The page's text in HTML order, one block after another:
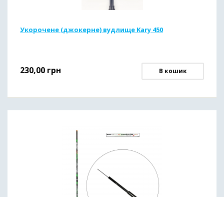
Укорочене (джокерне) вудлище Kary 450
230,00 грн В кошик